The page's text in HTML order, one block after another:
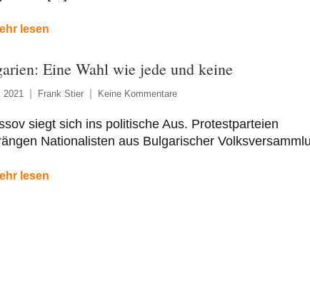
lesen
Eine Wahl wie jede und keine
2021 Frank Stier Keine Kommentare
siegt sich ins politische Aus. Protestparteien
Nationalisten aus Bulgarischer
lesen